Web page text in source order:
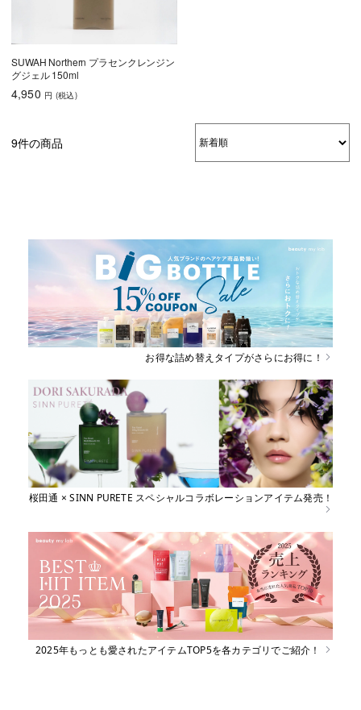
SUWAH Northern プラセンクレンジン
グジェル 150ml
4,950 円 (税込)
9件の商品
お得な詰め替えタイプがさらにお得に！
桜田通 × SINN PURETE スペシャルコラボレーションアイテム発売！
2025年もっとも愛されたアイテムTOP5を各カテゴリでご紹介！